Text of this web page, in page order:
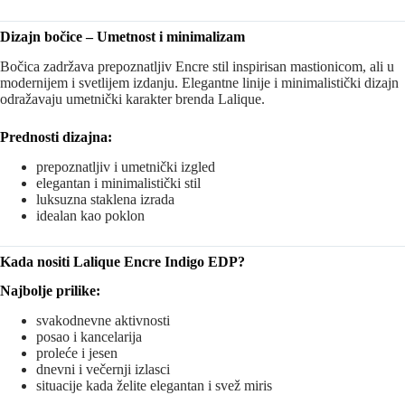
Dizajn bočice – Umetnost i minimalizam
Bočica zadržava prepoznatljiv Encre stil inspirisan mastionicom, ali u
modernijem i svetlijem izdanju. Elegantne linije i minimalistički dizajn
odražavaju umetnički karakter brenda Lalique.
Prednosti dizajna:
prepoznatljiv i umetnički izgled
elegantan i minimalistički stil
luksuzna staklena izrada
idealan kao poklon
Kada nositi Lalique Encre Indigo EDP?
Najbolje prilike:
svakodnevne aktivnosti
posao i kancelarija
proleće i jesen
dnevni i večernji izlasci
situacije kada želite elegantan i svež miris